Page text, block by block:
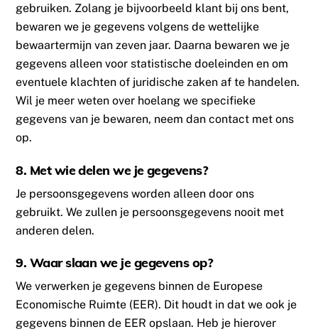
gebruiken. Zolang je bijvoorbeeld klant bij ons bent,
bewaren we je gegevens volgens de wettelijke
bewaartermijn van zeven jaar. Daarna bewaren we je
gegevens alleen voor statistische doeleinden en om
eventuele klachten of juridische zaken af te handelen.
Wil je meer weten over hoelang we specifieke
gegevens van je bewaren, neem dan contact met ons
op.
8. Met wie delen we je gegevens?
Je persoonsgegevens worden alleen door ons
gebruikt. We zullen je persoonsgegevens nooit met
anderen delen.
9. Waar slaan we je gegevens op?
We verwerken je gegevens binnen de Europese
Economische Ruimte (EER). Dit houdt in dat we ook je
gegevens binnen de EER opslaan. Heb je hierover